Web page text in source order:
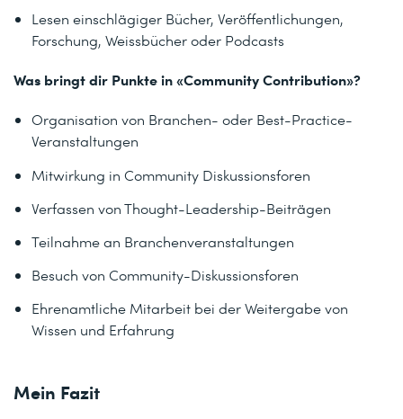
Lesen einschlägiger Bücher, Veröffentlichungen,
Forschung, Weissbücher oder Podcasts
Was bringt dir Punkte in «Community Contribution»?
Organisation von Branchen- oder Best-Practice-
Veranstaltungen
Mitwirkung in Community Diskussionsforen
Verfassen von Thought-Leadership-Beiträgen
Teilnahme an Branchenveranstaltungen
Besuch von Community-Diskussionsforen
Ehrenamtliche Mitarbeit bei der Weitergabe von
Wissen und Erfahrung
Mein Fazit